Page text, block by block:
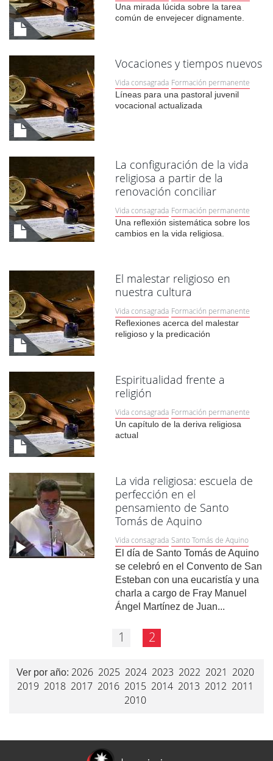
Una mirada lúcida sobre la tarea
común de envejecer dignamente.
Vocaciones y tiempos nuevos
Vida consagrada Formación permanente
Líneas para una pastoral juvenil
vocacional actualizada
La configuración de la vida
religiosa a partir de la
renovación conciliar
Vida consagrada Formación permanente
Una reflexión sistemática sobre los
cambios en la vida religiosa.
El malestar religioso en
nuestra cultura
Vida consagrada Formación permanente
Reflexiones acerca del malestar
religioso y la predicación
Espiritualidad frente a
religión
Vida consagrada Formación permanente
Un capítulo de la deriva religiosa
actual
La vida religiosa: escuela de
perfección en el
pensamiento de Santo
Tomás de Aquino
Vida consagrada Santo Tomás de Aquino
El día de Santo Tomás de Aquino
se celebró en el Convento de San
Esteban con una eucaristía y una
charla a cargo de Fray Manuel
Ángel Martínez de Juan...
1 2
Ver por año: 2026 2025 2024 2023 2022 2021 2020
2019 2018 2017 2016 2015 2014 2013 2012 2011
2010